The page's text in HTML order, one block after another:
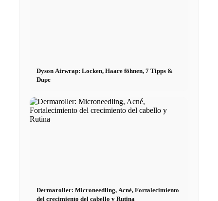
Contacto
x Instagram
Dyson Airwrap: Locken, Haare föhnen, 7 Tipps &
Dupe
Dermaroller: Microneedling, Acné, Fortalecimiento
del crecimiento del cabello y Rutina